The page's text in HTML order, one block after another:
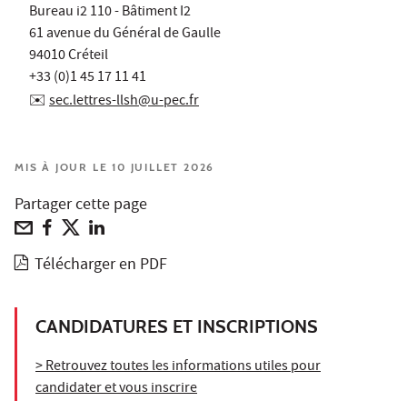
Bureau i2 110 - Bâtiment I2
61 avenue du Général de Gaulle
94010 Créteil
+33 (0)1 45 17 11 41
✉️ sec.lettres-llsh@u-pec.fr
MIS À JOUR LE 10 JUILLET 2026
Partager cette page
Télécharger en PDF
CANDIDATURES ET INSCRIPTIONS
> Retrouvez toutes les informations utiles pour
candidater et vous inscrire